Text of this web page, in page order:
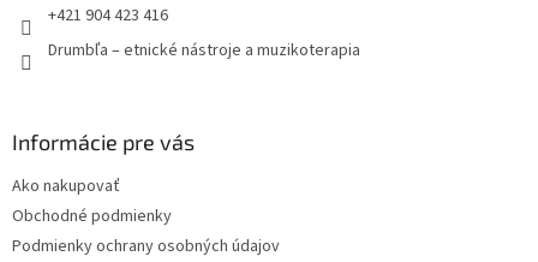
+421 904 423 416
Drumbľa – etnické nástroje a muzikoterapia
Informácie pre vás
Ako nakupovať
Obchodné podmienky
Podmienky ochrany osobných údajov